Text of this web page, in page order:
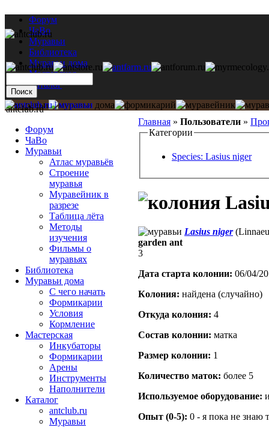
Форум
ЧаВо
Муравьи
Библиотека
Муравьи дома
Мастерская
Каталог
Главная » Пользователи »
Категории
Species: Lasius niger
Lasius niger
garden ant
3
Дата старта кoлонии: 06/04/
Кoлония: найдена (случайно)
Откуда кoлония: 4
Состав кoлонии: матка
Размер кoлонии: 1
Количество маток: более 5
Используемое оборудование:
Опыт (0-5): 0 - я пока не знаю
antclub.ru
Форум
ЧаВо
Муравьи
Атлас муравьёв
Строение
муравья
Муравейник в
разрезе
Таблица лёта
Методы
изучения
Фильмы о
муравьях
Библиотека
Муравьи дома
С чего начать
Формикарии
Условия
Кормление
Мастерская
Инкубаторы
Формикарии
Арены
Инструменты
Наполнители
Каталог
antclub.ru
Муравьи